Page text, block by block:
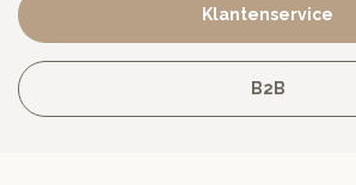
Klantenservice
B2B